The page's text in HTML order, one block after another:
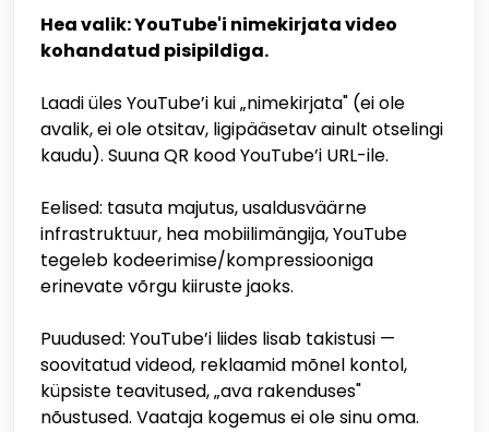
Hea valik: YouTube'i nimekirjata video
kohandatud pisipildiga.
Laadi üles YouTube’i kui „nimekirjata" (ei ole
avalik, ei ole otsitav, ligipääsetav ainult otselingi
kaudu). Suuna QR kood YouTube’i URL-ile.
Eelised: tasuta majutus, usaldusväärne
infrastruktuur, hea mobiilimängija, YouTube
tegeleb kodeerimise/kompressiooniga
erinevate võrgu kiiruste jaoks.
Puudused: YouTube’i liides lisab takistusi —
soovitatud videod, reklaamid mõnel kontol,
küpsiste teavitused, „ava rakenduses"
nõustused. Vaataja kogemus ei ole sinu oma.